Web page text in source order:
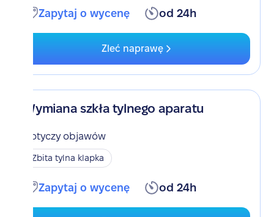
Zapytaj o wycenę od 24h
Zleć naprawę
Wymiana szkła tylnego aparatu
Dotyczy objawów
Zbita tylna klapka
Zapytaj o wycenę od 24h